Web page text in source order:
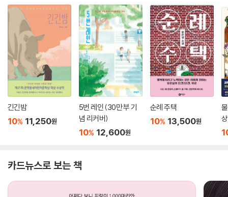
긴긴밤
10% 11,250원
5번 레인 (30만 부 기
념 리커버)
10% 12,600원
순례 주택
10% 13,500원
카드뉴스로 보는 책